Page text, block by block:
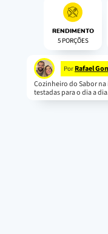
RENDIMENTO
5 PORÇÕES
Por Rafael
Cozinheiro do Sabor na
testadas para o dia a dia.